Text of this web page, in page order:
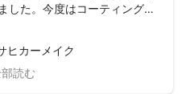
した。今度はコーティングも
ヒカーメイク